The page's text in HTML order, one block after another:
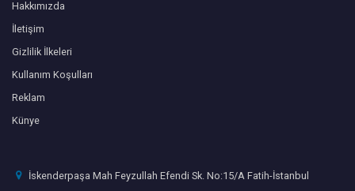
Hakkımızda
İletişim
Gizlilik İlkeleri
Kullanım Koşulları
Reklam
Künye
İskenderpaşa Mah Feyzullah Efendi Sk. No:15/A Fatih-İstanbul